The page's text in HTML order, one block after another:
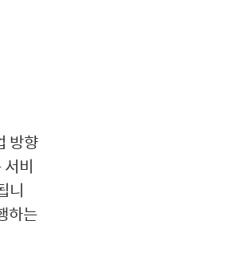
방향
비
니
하는